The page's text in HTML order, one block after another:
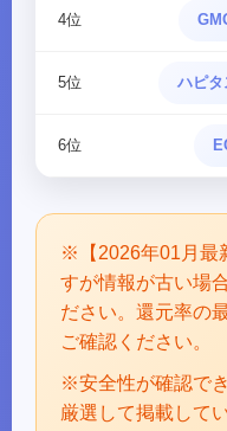
4位
5位 ハピ
6位
※【2026年01月最
すが情報が古い場
ださい。還元率の
ご確認ください。
※安全性が確認で
厳選して掲載して